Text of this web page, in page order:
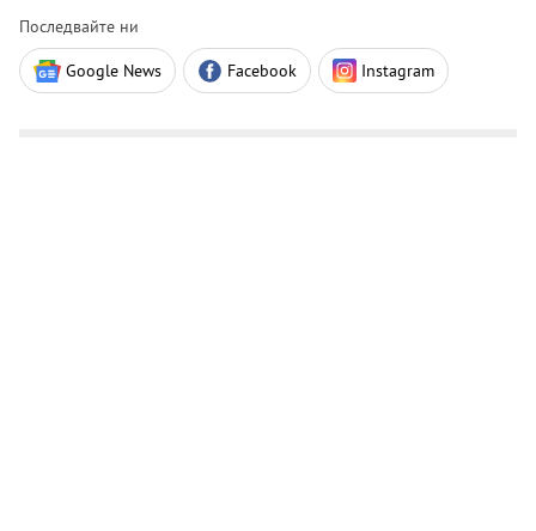
Последвайте ни
Google News Facebook Instagram